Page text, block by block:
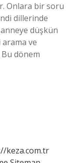
Onlara bir soru
dillerinde
düşkün
ve
dönem
keza.com.tr